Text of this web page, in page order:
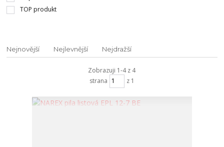
TOP produkt
Nejnovější Nejlevnější Nejdražší
Zobrazuji 1-4 z 4
strana
z 1